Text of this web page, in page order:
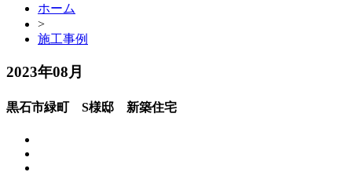
ホーム
>
施工事例
2023年08月
黒石市緑町 S様邸 新築住宅